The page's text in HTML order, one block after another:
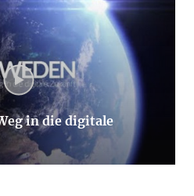
in die digitale